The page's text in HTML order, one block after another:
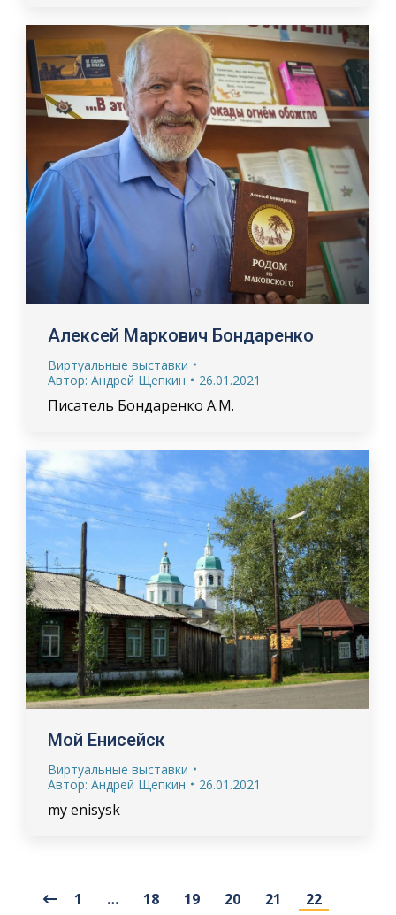
Алексей Маркович Бондаренко
Виртуальные выставки
Автор: Андрей Щепкин 26.01.2021
Писатель Бондаренко А.М.
Мой Енисейск
Виртуальные выставки
Автор: Андрей Щепкин 26.01.2021
my enisysk
1 … 18 19 20 21 22